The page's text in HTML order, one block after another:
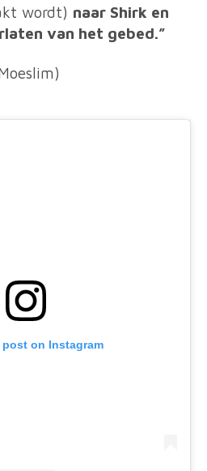
wordt) naar Shirk en
van het gebed.”
on Instagram